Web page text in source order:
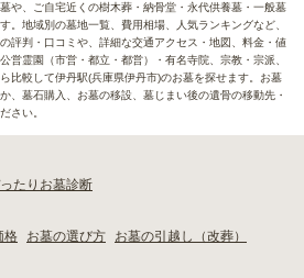
や、ご自宅近くの樹木葬・納骨堂・永代供養墓・一般墓
。地域別の墓地一覧、費用相場、人気ランキングなど、
評判・口コミや、詳細な交通アクセス・地図、料金・値
営霊園（市営・都立・都営）・有名寺院、宗教・宗派、
比較して伊丹駅(兵庫県伊丹市)のお墓を探せます。お墓
、墓石購入、お墓の移設、墓じまい後の遺骨の移動先・
さい。
たりお墓診断
格 お墓の選び方
お墓の引越し（改葬）